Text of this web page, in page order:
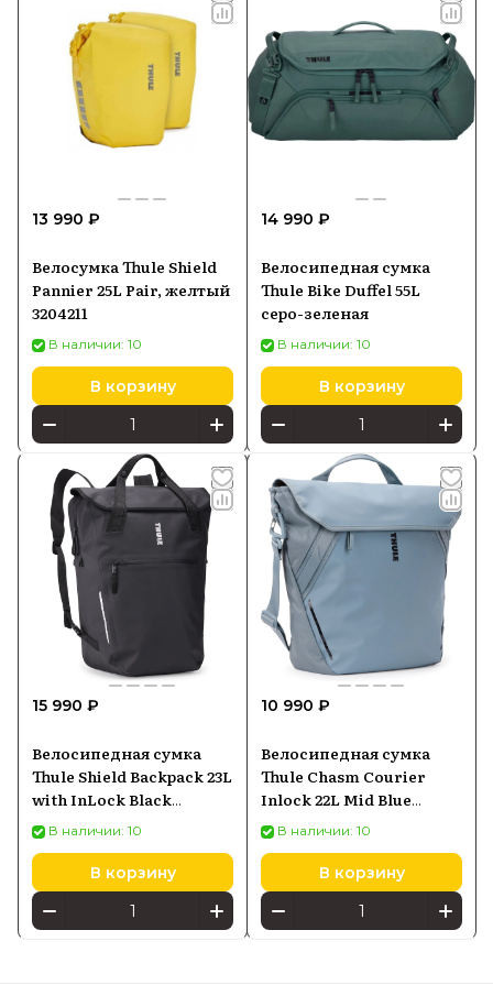
13 990 ₽
Велосумка Thule Shield
Pannier 25L Pair, желтый
3204211
В наличии: 10
В корзину
14 990 ₽
Велосипедная сумка
Thule Bike Duffel 55L
серо-зеленая
В наличии: 10
В корзину
15 990 ₽
Велосипедная сумка
Thule Shield Backpack 23L
with InLock Black
3205480
В наличии: 10
В корзину
10 990 ₽
Велосипедная сумка
Thule Chasm Courier
Inlock 22L Mid Blue
3205469
В наличии: 10
В корзину